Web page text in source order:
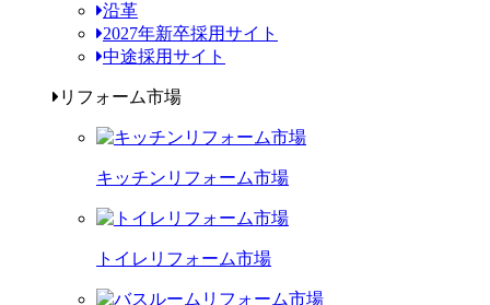
沿革
2027年新卒採用サイト
中途採用サイト
リフォーム市場
キッチンリフォーム市場
トイレリフォーム市場